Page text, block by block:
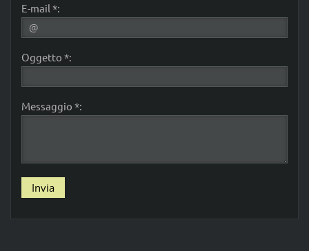
E-mail *:
Oggetto *:
Messaggio *: